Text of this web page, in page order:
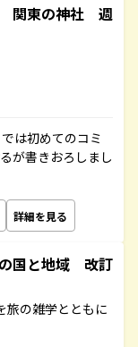
関東の神社 週
は初めてのコミ
が書きおろしまし
詳細を見る
国と地域 改訂
旅の雑学とともに